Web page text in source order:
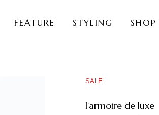
FEATURE STYLING SHOP
SALE
l'armoire de luxe